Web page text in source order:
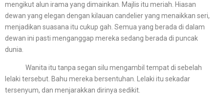
mengikut alun irama yang dimainkan. Majlis itu meriah. Hiasan
dewan yang elegan dengan kilauan candelier yang menaikkan seri,
menjadikan suasana itu cukup gah. Semua yang berada di dalam
dewan ini pasti menganggap mereka sedang berada di puncak
dunia.
Wanita itu tanpa segan silu mengambil tempat di sebelah
lelaki tersebut. Bahu mereka bersentuhan. Lelaki itu sekadar
tersenyum, dan menjarakkan dirinya sedikit.